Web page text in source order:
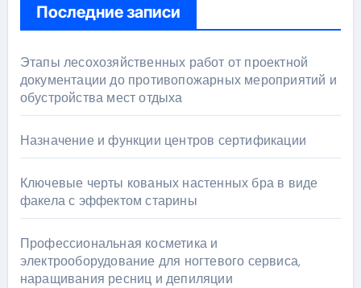
Последние записи
Этапы лесохозяйственных работ от проектной
документации до противопожарных мероприятий и
обустройства мест отдыха
Назначение и функции центров сертификации
Ключевые черты кованых настенных бра в виде
факела с эффектом старины
Профессиональная косметика и
электрооборудование для ногтевого сервиса,
наращивания ресниц и депиляции